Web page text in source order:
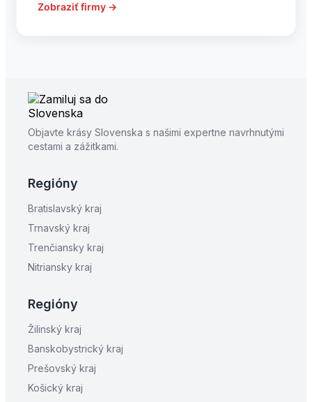
Zobraziť firmy →
Objavte krásy Slovenska s našimi expertne navrhnutými
cestami a zážitkami.
Regióny
Bratislavský kraj
Trnavský kraj
Trenčiansky kraj
Nitriansky kraj
Regióny
Žilinský kraj
Banskobystrický kraj
Prešovský kraj
Košický kraj